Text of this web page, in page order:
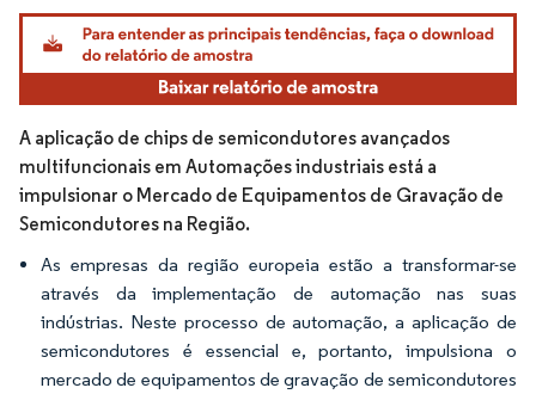
Imagem © Mordor Intelligence. O reuso requer atribuição conforme CC BY 4.0.
A aplicação de chips de semicondutores avançados
multifuncionais em Automações industriais está a
impulsionar o Mercado de Equipamentos de Gravação de
Semicondutores na Região.
As empresas da região europeia estão a transformar-se
através da implementação de automação nas suas
indústrias. Neste processo de automação, a aplicação de
semicondutores é essencial e, portanto, impulsiona o
mercado de equipamentos de gravação de semicondutores